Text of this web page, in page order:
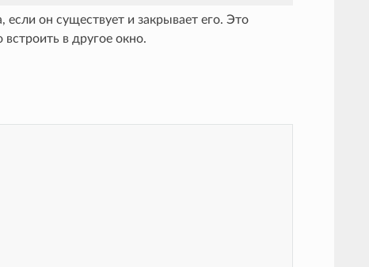
он существует и закрывает его. Это
в другое окно.